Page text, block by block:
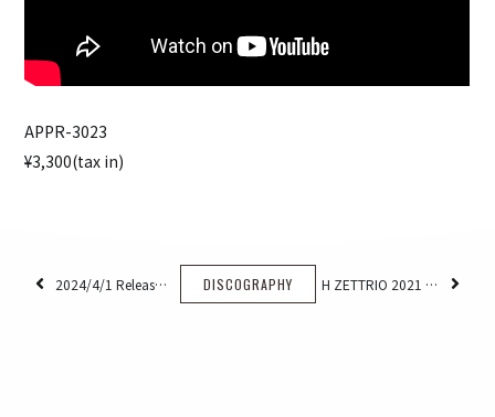
APPR-3023
¥3,300(tax in)
2024/4/1 Release 月刊配信野郎 【配信限定シングル】 DISCOGRAPHY H ZETTRIO 2021 – 2023 〜MUSIC VIDEO COLLECTION〜